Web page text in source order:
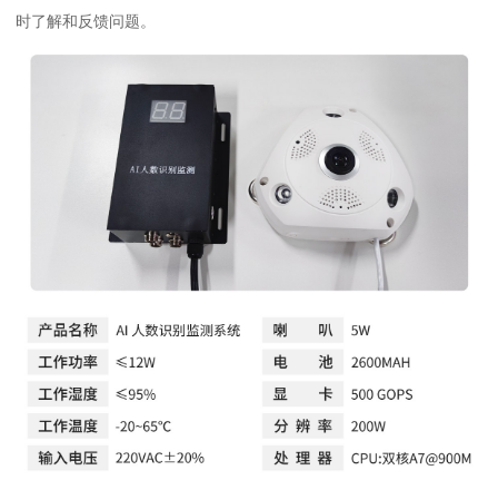
时了解和反馈问题。